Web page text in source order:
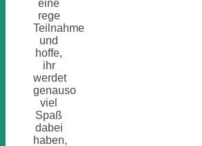
eine
rege
Teilnahme
und
hoffe,
ihr
werdet
genauso
viel
Spaß
dabei
haben,